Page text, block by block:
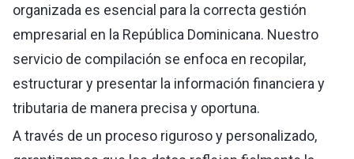
organizada es esencial para la correcta gestión
empresarial en la República Dominicana. Nuestro
servicio de compilación se enfoca en recopilar,
estructurar y presentar la información financiera y
tributaria de manera precisa y oportuna.
A través de un proceso riguroso y personalizado,